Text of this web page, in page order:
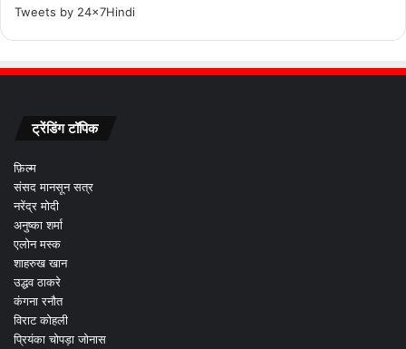
Tweets by 24x7Hindi
ट्रेंडिंग टॉपिक
फ़िल्म
संसद मानसून सत्र
नरेंद्र मोदी
अनुष्का शर्मा
एलोन मस्क
शाहरुख खान
उद्धव ठाकरे
कंगना रनौत
विराट कोहली
प्रियंका चोपड़ा जोनास